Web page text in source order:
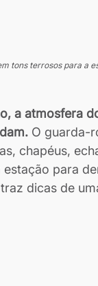
tons terrosos para a
a atmosfera
O guarda-
chapéus,
para
traz dicas de